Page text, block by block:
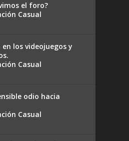
el foro?
Casual
en los videojuegos y
Casual
odio hacia
Casual